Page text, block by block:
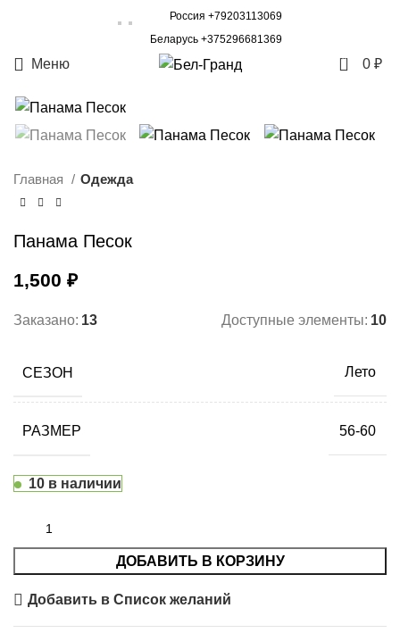
Россия +79203113069
Беларусь +375296681369
Меню 0 0 ₽
Главная Одежда
Панама Песок
1,500 ₽
Заказано: 13 Доступные элементы: 10
СЕЗОН Лето
РАЗМЕР 56-60
10 в наличии
ДОБАВИТЬ В КОРЗИНУ
Добавить в Список желаний